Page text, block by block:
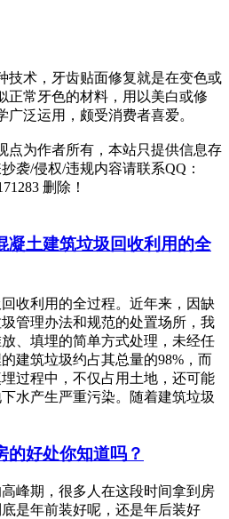
技术，牙齿贴面修复就是在变色或
正常牙色的材料，用以美白或修
泛运用，颇受消费者喜爱。
点为作者所有，本站只提供信息存
袭/侵权/违规内容请联系QQ：
删除！
凝土建筑垃圾回收利用的全
收利用的全过程。近年来，因缺
管理办法和规范的处置场所，我
、填埋的简单方式处理，未经任
建筑垃圾约占其总量的98%，而
过程中，不仅占用土地，还可能
水产生严重污染。随着建筑垃圾
的好处你知道吗？
峰期，很多人在这段时间拿到房
是年前装好呢，还是年后装好